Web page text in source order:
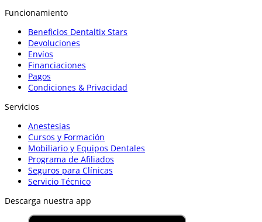
Funcionamiento
Beneficios Dentaltix Stars
Devoluciones
Envíos
Financiaciones
Pagos
Condiciones & Privacidad
Servicios
Anestesias
Cursos y Formación
Mobiliario y Equipos Dentales
Programa de Afiliados
Seguros para Clínicas
Servicio Técnico
Descarga nuestra app